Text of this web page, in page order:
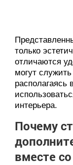
только
отличаются
могут
интерьера.
Почему
вместе